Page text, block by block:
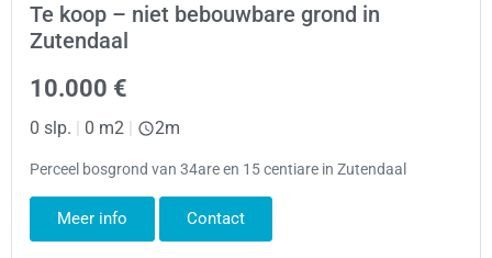
Te koop – niet bebouwbare grond in
Zutendaal
10.000 €
0 slp. 0 m2 2m
Perceel bosgrond van 34are en 15 centiare in Zutendaal
Meer info Contact